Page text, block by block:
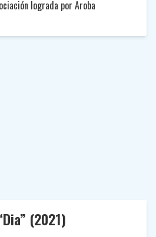
lograda por Aroba
(2021)